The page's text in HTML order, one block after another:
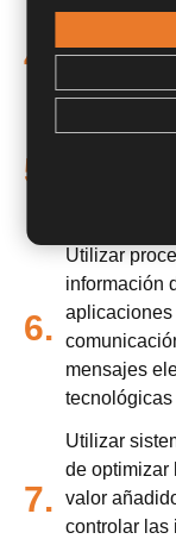
4.
Gestionar
transporte
las
5.
Describir
6.
Utilizar
información
aplicaciones
mensajes
tecnológicas
7.
Utilizar
de optimizar
valor
controlar las